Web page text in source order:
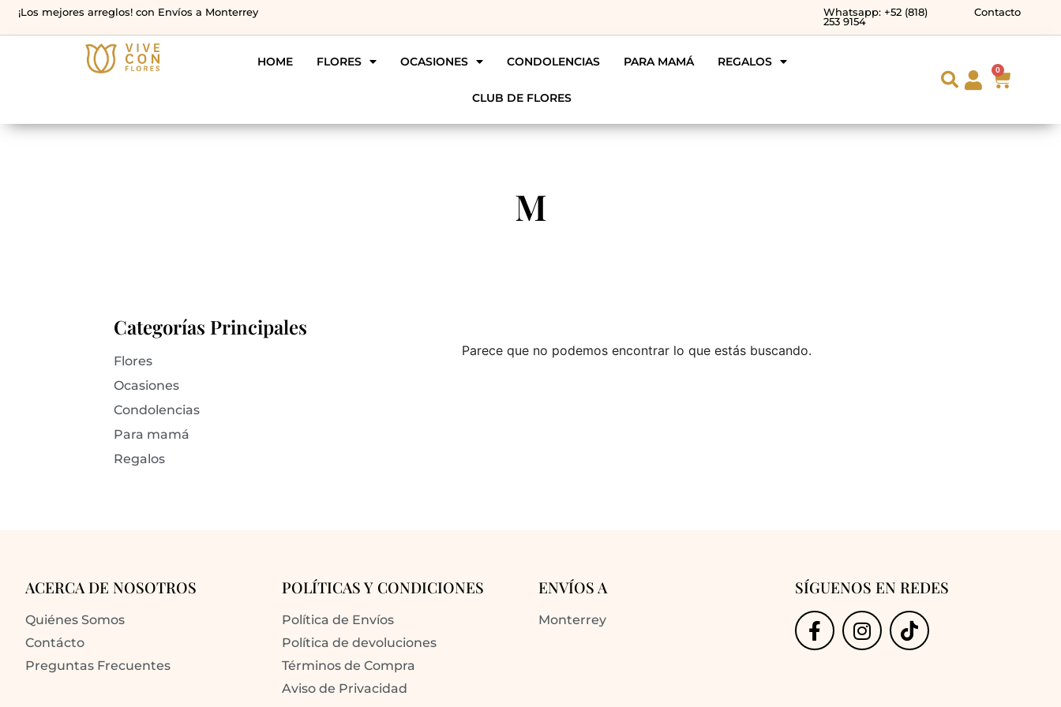
¡Los mejores arreglos! con Envíos a Monterrey
Whatsapp: +52 (818)
253 9154
Contacto
HOME FLORES OCASIONES CONDOLENCIAS PARA MAMÁ REGALOS
CLUB DE FLORES
0
M
Categorías Principales
Flores
Ocasiones
Condolencias
Para mamá
Regalos
Parece que no podemos encontrar lo que estás buscando.
ACERCA DE NOSOTROS
Quiénes Somos
Contácto
Preguntas Frecuentes
POLÍTICAS Y CONDICIONES
Política de Envíos
Política de devoluciones
Términos de Compra
Aviso de Privacidad
ENVÍOS A
Monterrey
SÍGUENOS EN REDES